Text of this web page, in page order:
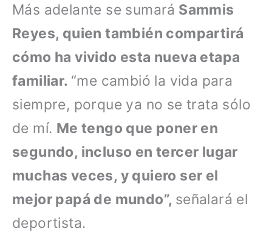
Más adelante se sumará Sammis
Reyes, quien también compartirá
cómo ha vivido esta nueva etapa
familiar. “me cambió la vida para
siempre, porque ya no se trata sólo
de mí. Me tengo que poner en
segundo, incluso en tercer lugar
muchas veces, y quiero ser el
mejor papá de mundo”, señalará el
deportista.